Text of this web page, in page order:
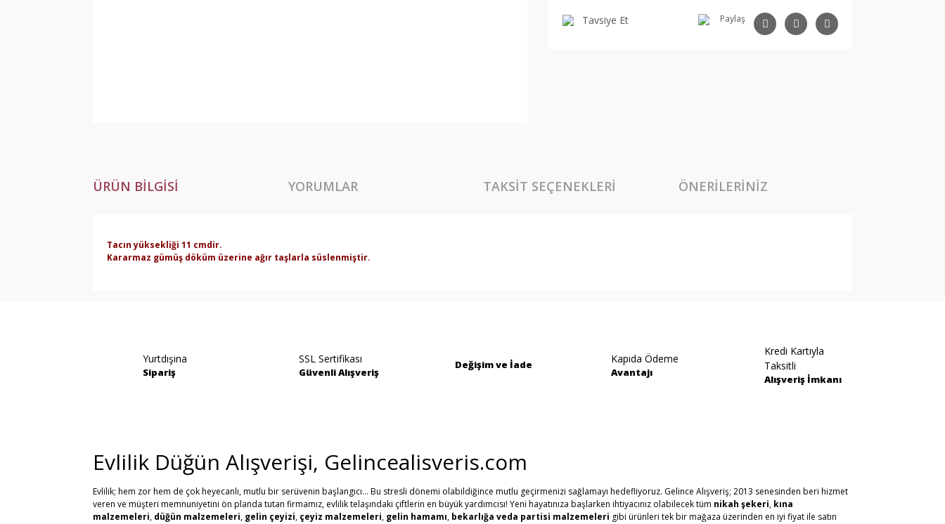
Tavsiye Et Paylaş
ÜRÜN BILGISI YORUMLAR TAKSIT SEÇENEKLERI ÖNERILERINIZ
Tacın yüksekliği 11 cmdir.
Kararmaz gümüş döküm üzerine ağır taşlarla süslenmiştir.
Ürün açıklamasında eksik bilgiler bulunuyor.
Ürün bilgilerinde hatalar bulunuyor.
Gönder
Yurtdışına
Sipariş
SSL Sertifikası
Güvenli Alışveriş
Değişim ve İade Kapıda Ödeme
Avantajı
Kredi Kartıyla
Taksitli
Alışveriş İmkanı
Evlilik Düğün Alışverişi, Gelincealisveris.com
Evlilik; hem zor hem de çok heyecanlı, mutlu bir serüvenin başlangıcı... Bu stresli dönemi olabildiğince mutlu geçirmenizi sağlamayı hedefliyoruz. Gelince Alışveriş; 2013 senesinden beri hizmet
veren ve müşteri memnuniyetini ön planda tutan firmamız, evlilik telaşındaki çiftlerin en büyük yardımcısı! Yeni hayatınıza başlarken ihtiyacınız olabilecek tüm nikah şekeri, kına
malzemeleri, düğün malzemeleri, gelin çeyizi, çeyiz malzemeleri, gelin hamamı, bekarlığa veda partisi malzemeleri gibi ürünleri tek bir mağaza üzerinden en iyi fiyat ile satın